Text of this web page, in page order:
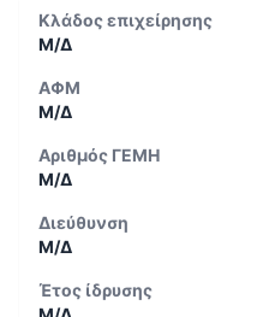
Κλάδος επιχείρησης
Μ/Δ
ΑΦΜ
Μ/Δ
Αριθμός ΓΕΜΗ
Μ/Δ
Διεύθυνση
Μ/Δ
Έτος ίδρυσης